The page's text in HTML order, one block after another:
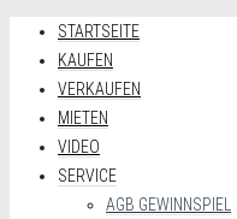
STARTSEITE
KAUFEN
VERKAUFEN
MIETEN
VIDEO
SERVICE
AGB GEWINNSPIEL